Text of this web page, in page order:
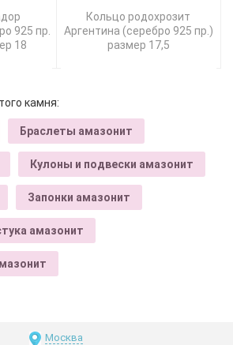
925 пр.
18
Кольцо родохрозит
Аргентина (серебро 925 пр.)
размер 17,5
камня:
Браслеты амазонит
Кулоны и подвески амазонит
Запонки амазонит
амазонит
Москва